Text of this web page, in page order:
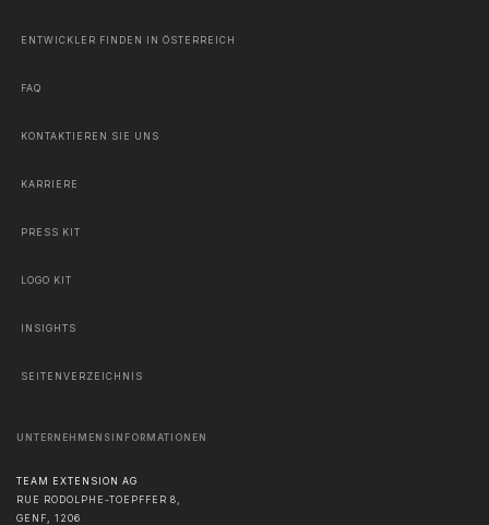
ENTWICKLER FINDEN IN ÖSTERREICH
FAQ
KONTAKTIEREN SIE UNS
KARRIERE
PRESS KIT
LOGO KIT
INSIGHTS
SEITENVERZEICHNIS
UNTERNEHMENSINFORMATIONEN
TEAM EXTENSION AG
RUE RODOLPHE-TOEPFFER 8,
GENF
1206